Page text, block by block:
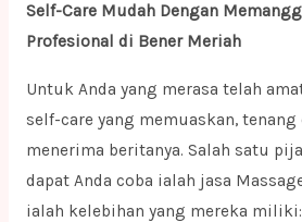
Self-Care Mudah Dengan
Profesional di Bener Meriah
Untuk Anda yang merasa telah
self-care yang memuaskan,
menerima beritanya. Salah satu
dapat Anda coba ialah jasa
ialah kelebihan yang mereka miliki: